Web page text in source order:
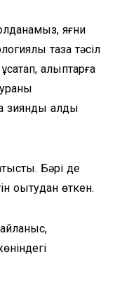
яғни
таза тәсіл
қалыптарға
қалдық
Бәрі де
оқытудан өткен.